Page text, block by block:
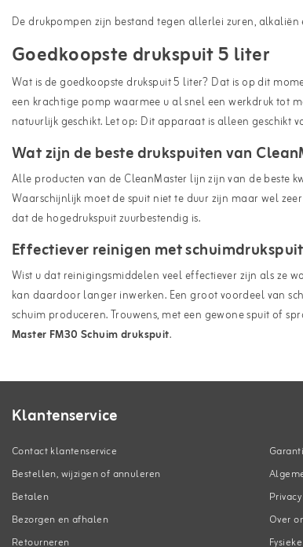
De drukpompen zijn bestand tegen allerlei zuren,
Goedkoopste drukspuit 5 liter
Wat is de goedkoopste drukspuit 5 liter? Dat is op dit
een krachtige pomp waarmee u al snel een werkdruk tot
natuurlijk geschikt. Let op: Dit apparaat is alleen geschikt
Wat zijn de beste drukspuiten van
Alle producten van de CleanMaster lijn zijn van de beste
Waarschijnlijk moet de spuit niet te duur zijn maar wel
dat de hogedrukspuit zuurbestendig is.
Effectiever reinigen met
Wist u dat reinigingsmiddelen veel effectiever zijn als ze
kan daardoor langer inwerken. Een groot voordeel van
schuim produceren. Trouwens, met een gewone spuit of
Master FM30 Schuim drukspuit.
Klantenservice
Contact klantenservice
Bestellen, wijzigen of annuleren
Betalen
Bezorgen en afhalen
Retourneren
Over